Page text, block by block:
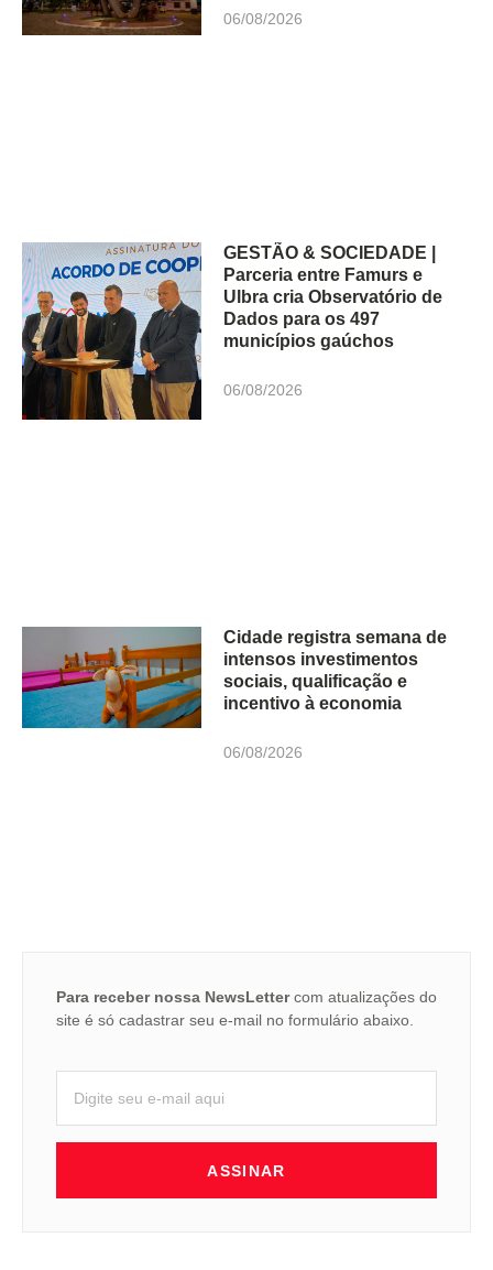
06/08/2026
GESTÃO & SOCIEDADE |
Parceria entre Famurs e
Ulbra cria Observatório de
Dados para os 497
municípios gaúchos
06/08/2026
Cidade registra semana de
intensos investimentos
sociais, qualificação e
incentivo à economia
06/08/2026
Para receber nossa NewsLettercom atualizações do
site é só cadastrar seu e-mail no formulário abaixo.
ASSINAR